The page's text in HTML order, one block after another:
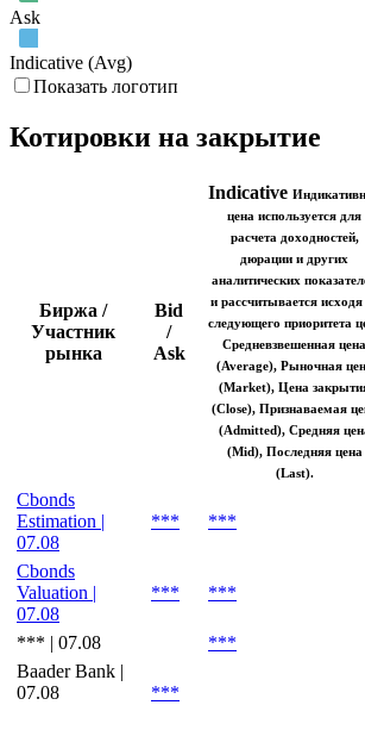
Ask
Indicative (Avg)
Показать логотип
Котировки на закрытие
Биржа /
Участник
рынка
Bid
/
Ask
Indicative
цена используется для
расчета доходностей,
дюрации и других
аналитических
и рассчитывается исходя
следующего приоритета
Средневзвешенная цена
(Average), Рыночная
(Market), Цена
(Close), Признаваемая
(Admitted), Средняя
(Mid), Последняя цена
(Last).
Cbonds
Estimation |
07.08
*** ***
Cbonds
Valuation |
07.08
*** ***
*** | 07.08
***
Baader Bank |
07.08
***